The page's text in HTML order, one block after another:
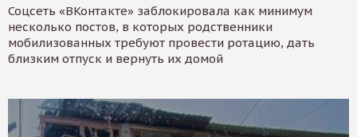
Соцсеть «ВКонтакте» заблокировала как минимум
несколько постов, в которых родственники
мобилизованных требуют провести ротацию, дать
близким отпуск и вернуть их домой